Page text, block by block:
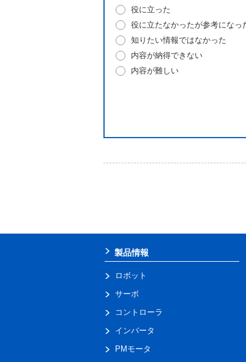
役に立った
役に立たなかったが参考になっ
知りたい情報ではなかった
内容が納得できない
内容が難しい
製品情報
ロボット
サーボ
コントローラ
インバータ
PMモータ